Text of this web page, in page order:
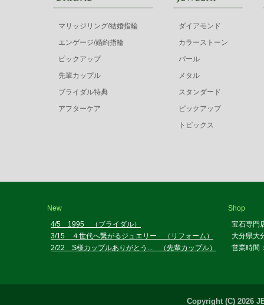
マリッジリング/結婚指輪
エンゲージ/婚約指輪
ピックアップ
先輩カップル
ブライダル特典
アフターケア
ダイアモンド
カラーストーン
パール
メタル
スタンダード
ピックアップ
トピックス
New
4/5 1995 （ブライダル）
3/15 ４世代へ繋がるジュエリー （リフォーム）
2/22 S様カップルありがとう... （先輩カップル）
Shop
宝石専門
大分県大
営業時間
Copyright (C) 2026